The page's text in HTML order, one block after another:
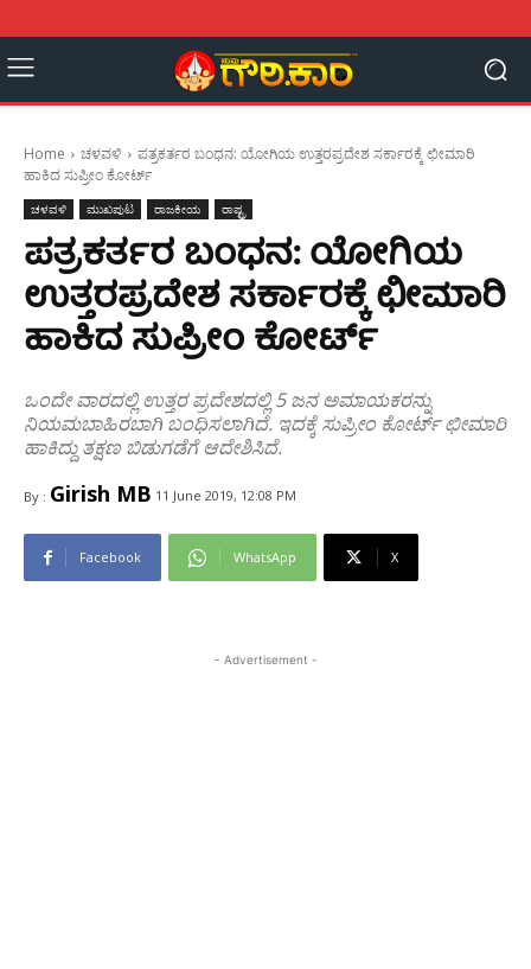
Home ಚಳವಳಿ
ಪತ್ರಕರ್ತರ ಬಂಧನ: ಯೋಗಿಯ ಉತ್ತರಪ್ರದೇಶ ಸರ್ಕಾರಕ್ಕೆ ಛೀಮಾರಿ
ಹಾಕಿದ ಸುಪ್ರೀಂ ಕೋರ್ಟ್
ಚಳವಳಿ ಮುಖಪುಟ ರಾಜಕೀಯ ರಾಷ್ಟ್ರ
ಪತ್ರಕರ್ತರ ಬಂಧನ: ಯೋಗಿಯ
ಉತ್ತರಪ್ರದೇಶ ಸರ್ಕಾರಕ್ಕೆ ಛೀಮಾರಿ
ಹಾಕಿದ ಸುಪ್ರೀಂ ಕೋರ್ಟ್
ಒಂದೇ ವಾರದಲ್ಲಿ ಉತ್ತರ ಪ್ರದೇಶದಲ್ಲಿ 5 ಜನ ಅಮಾಯಕರನ್ನು
ನಿಯಮಬಾಹಿರಬಾಗಿ ಬಂಧಿಸಲಾಗಿದೆ. ಇದಕ್ಕೆ ಸುಪ್ರೀಂ ಕೋರ್ಟ್ ಛೀಮಾರಿ
ಹಾಕಿದ್ದು ತಕ್ಷಣ ಬಿಡುಗಡೆಗೆ ಆದೇಶಿಸಿದೆ.
By : Girish MB 11 June 2019, 12:08 PM
Facebook WhatsApp X
- Advertisement -